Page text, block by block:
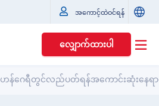
အကောင့်ထဲဝင်ရန်
လျှောက်ထားပါ
ဟန်ဂေရီတွင်လည်ပတ်ရန်အကောင်းဆုံးနေရာမ